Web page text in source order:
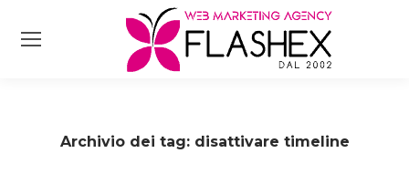
Archivio dei tag: disattivare timeline